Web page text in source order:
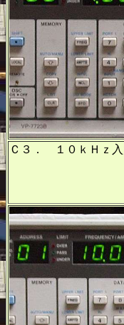
Ｃ３． １０ｋＨｚ
Ｌ側ＳＰ出力
「ＦＦＴ分析